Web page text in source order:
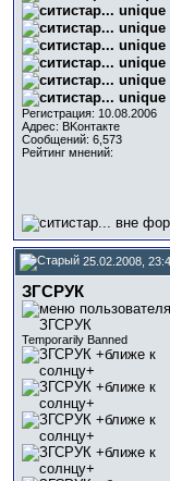
Регистрация: 10.08.2006
Адрес: BKонтактe
Сообщений: 6,573
Рейтинг мнений:
25.02.2008,
ЗГСРУК
Temporarily Banned